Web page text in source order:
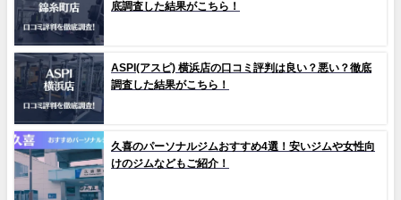
底調査した結果がこちら！
ASPI(アスピ) 横浜店の口コミ評判は良い？悪い？徹底
調査した結果がこちら！
久喜のパーソナルジムおすすめ4選！安いジムや女性向
けのジムなどもご紹介！